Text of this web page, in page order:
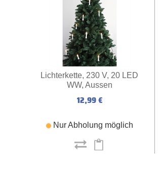
Lichterkette, 230 V, 20 LED
WW, Aussen
12,99 €
Nur Abholung möglich